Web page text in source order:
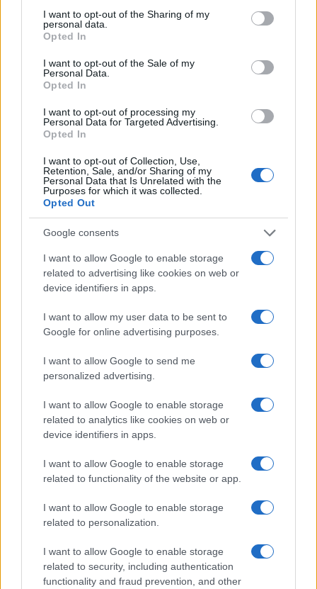
not limited to your visit or usage behaviour. You may click to
grant or deny consent to Google and its third-party tags to
use your data for below specified purposes in below Google
consent section.
I want to opt-out of the Sharing of my
personal data.
Opted In
I want to opt-out of the Sale of my
Personal Data.
Opted In
I want to opt-out of processing my
Personal Data for Targeted Advertising.
Opted In
I want to opt-out of Collection, Use,
Retention, Sale, and/or Sharing of my
Personal Data that Is Unrelated with the
Purposes for which it was collected.
Opted Out
Google consents
I want to allow Google to enable storage
related to advertising like cookies on web or
device identifiers in apps.
I want to allow my user data to be sent to
Google for online advertising purposes.
I want to allow Google to send me
personalized advertising.
I want to allow Google to enable storage
related to analytics like cookies on web or
device identifiers in apps.
I want to allow Google to enable storage
related to functionality of the website or app.
I want to allow Google to enable storage
related to personalization.
I want to allow Google to enable storage
related to security, including authentication
functionality and fraud prevention, and other
Continua a leggere
B2B NEWS
Ripensare le tecnologie umanitarie oltre i criteri dei
Martina Marchesi · 10 Lug 2026
B2B NEWS